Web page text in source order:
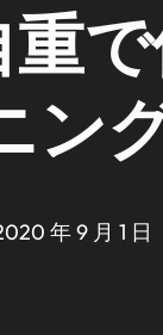
重
ン
年 9 月 1 日